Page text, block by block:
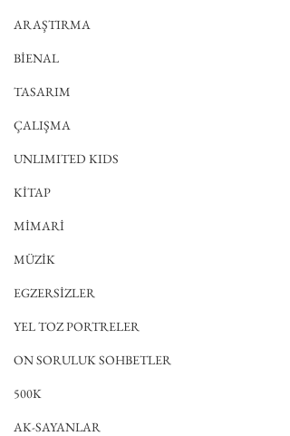
ARAŞTIRMA
BİENAL
TASARIM
ÇALIŞMA
UNLIMITED KIDS
KİTAP
MİMARİ
MÜZİK
EGZERSİZLER
YEL TOZ PORTRELER
ON SORULUK SOHBETLER
500K
AK-SAYANLAR